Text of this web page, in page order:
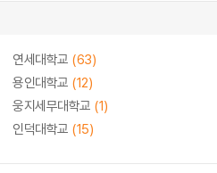
연세대학교 (63)
용인대학교 (12)
웅지세무대학교 (1)
인덕대학교 (15)